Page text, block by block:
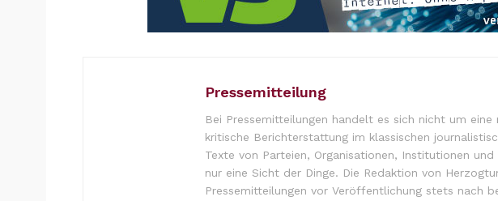
Pressemitteilung
Bei Pressemitteilungen handelt es sich nicht um eine
kritische Berichterstattung im klassischen
Texte von Parteien, Organisationen, Institutionen
nur eine Sicht der Dinge. Die Redaktion von
Pressemitteilungen vor Veröffentlichung stets nach